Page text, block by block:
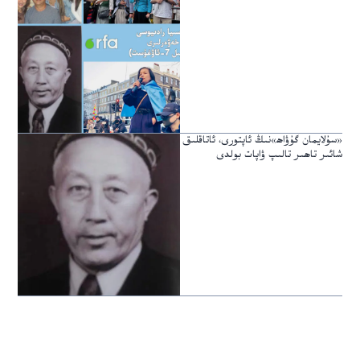
«سۇلايمان گۇۋاھ»نىڭ ئاپتورى، ئاتاقلىق
شائىر تاھىر تالىپ ۋاپات بولدى